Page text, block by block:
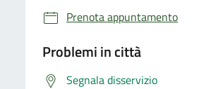
Prenota appuntamento
Problemi in città
Segnala disservizio